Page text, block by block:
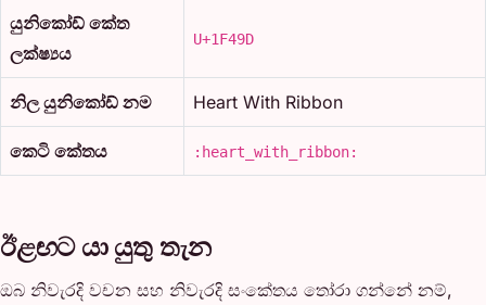
යුනිකෝඩ් කේත
ලක්ෂ්‍යය
U+1F49D
නිල යුනිකෝඩ් නම Heart With Ribbon
කෙටි කේතය :heart_with_ribbon:
ඊළඟට යා යුතු තැන
ඔබ නිවැරදි වචන සහ නිවැරදි සංකේතය තෝරා ගන්නේ නම්,